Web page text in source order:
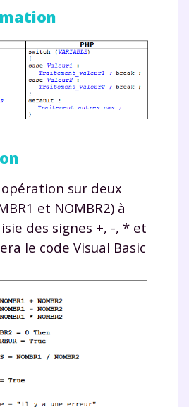
sur deux
et NOMBR2) à
des signes +, -, * et
le code Visual Basic